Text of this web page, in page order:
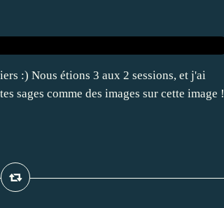
:) Nous étions 3 aux 2 sessions, et j'ai
sages comme des images sur cette image !